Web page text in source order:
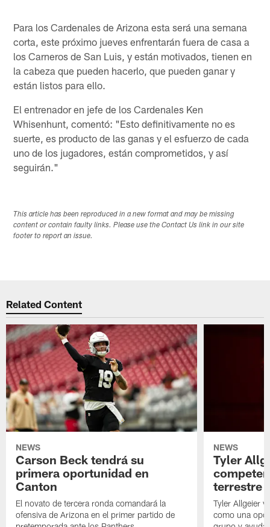
Para los Cardenales de Arizona esta será una semana
corta, este próximo jueves enfrentarán fuera de casa a
los Carneros de San Luis, y están motivados, tienen en
la cabeza que pueden hacerlo, que pueden ganar y
están listos para ello.
El entrenador en jefe de los Cardenales Ken
Whisenhunt, comentó: "Esto definitivamente no es
suerte, es producto de las ganas y el esfuerzo de cada
uno de los jugadores, están comprometidos, y así
seguirán."
This article has been reproduced in a new format and may be missing
content or contain faulty links. Please use the Contact Us link in our site
footer to report an issue.
Related Content
NEWS
Carson Beck tendrá su
primera oportunidad en
Canton
El novato de tercera ronda comandará la
ofensiva de Arizona en el primer partido de
NEWS
Tyler
terrestre
Tyler Allgeier
como una